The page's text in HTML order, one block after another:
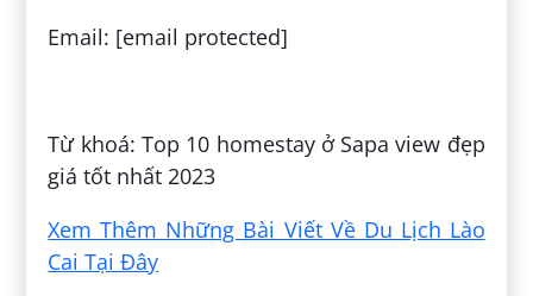
Email: [email protected]
Từ khoá: Top 10 homestay ở Sapa view đẹp
giá tốt nhất 2023
Xem Thêm Những Bài Viết Về Du Lịch Lào
Cai Tại Đây